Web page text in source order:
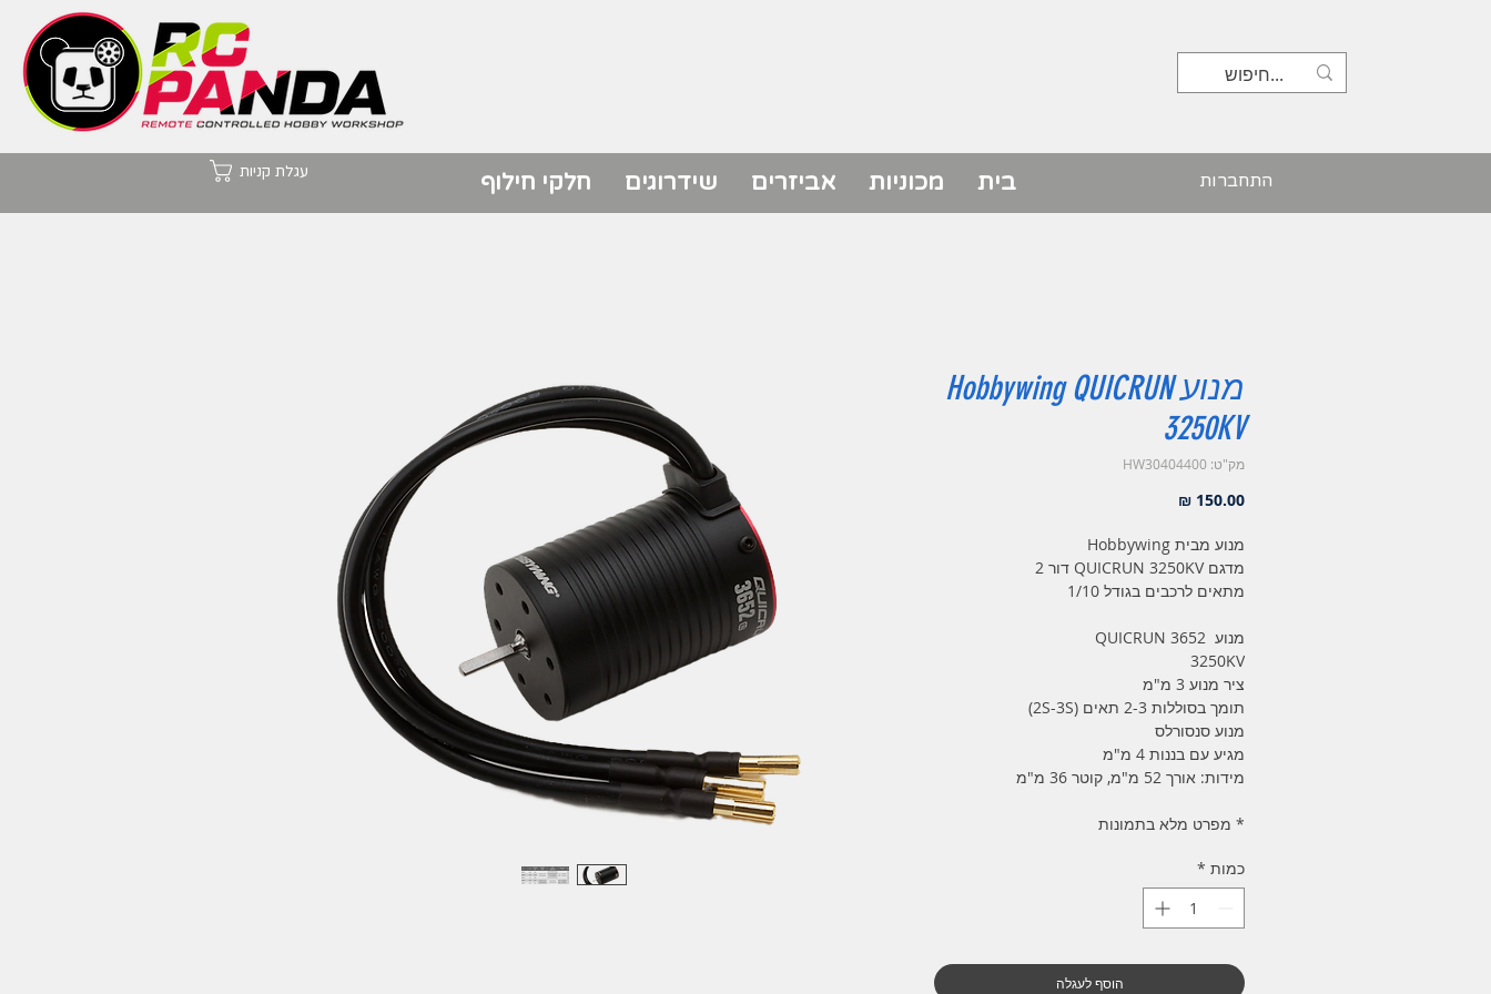
עגלת קניות בית מכוניות אביזרים שידרוגים חלקי חילוף התחברות
מנוע Hobbywing QUICRUN
3250KV
מק"ט: HW30404400
מנוע מבית Hobbywing
מדגם QUICRUN 3250KV דור 2
מתאים לרכבים בגודל 1/10
מנוע QUICRUN 3652
3250KV
ציר מנוע 3 מ"מ
תומך בסוללות 2-3 תאים (2S-3S)
מנוע סנסורלס
מגיע עם בננות 4 מ"מ
מידות: אורך 52 מ"מ, קוטר 36 מ"מ
* מפרט מלא בתמונות
כמות *
הוסף לעגלה